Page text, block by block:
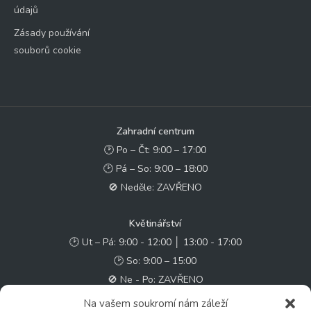
Na vašem soukromí nám záleží
údajů
Zásady používání
souborů cookie
Zahradní centrum
🕑 Po – Čt: 9:00 – 17:00
🕑 Pá – So: 9:00 – 18:00
🚫 Neděle: ZAVŘENO
Květinářství
🕑 Ut – Pá: 9:00 - 12:00 │ 13:00 - 17:00
🕑 So: 9:00 – 15:00
🚫 Ne - Po: ZAVŘENO